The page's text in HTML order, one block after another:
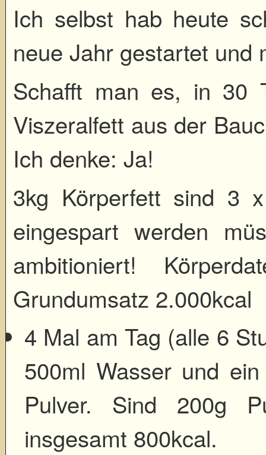
Ich selbst hab heute
neue Jahr gestartet und
Schafft man es, in 30
Viszeralfett aus der
Ich denke: Ja!
3kg Körperfett sind 3
eingespart werden
ambitioniert!
Grundumsatz 2.000kcal
4 Mal am Tag (alle 6
500ml Wasser und
Pulver. Sind 200g
insgesamt 800kcal.